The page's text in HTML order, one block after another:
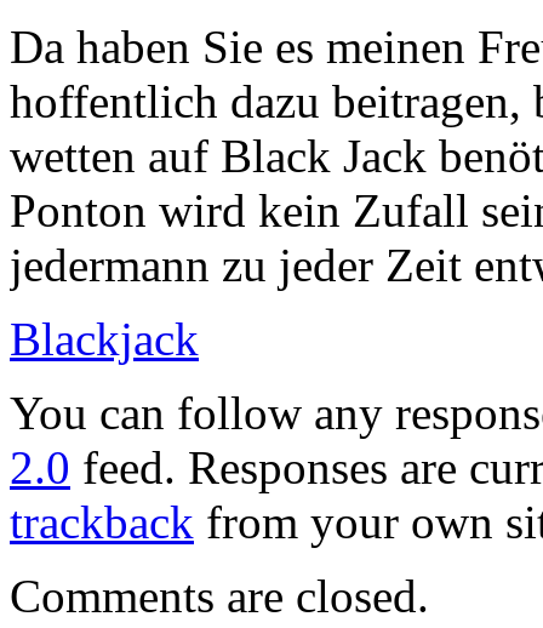
Da haben Sie es meinen
hoffentlich dazu beitragen,
wetten auf Black Jack
Ponton wird kein Zufall
jedermann zu jeder Zeit
Blackjack
You can follow any
2.0 feed. Responses are
trackback from your own
Comments are closed.